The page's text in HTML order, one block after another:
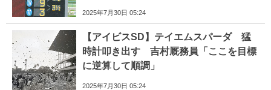
2025年7月30日 05:24
【アイビスSD】テイエムスパーダ 猛
時計叩き出す 吉村厩務員「ここを目標
に逆算して順調」
2025年7月30日 05:24